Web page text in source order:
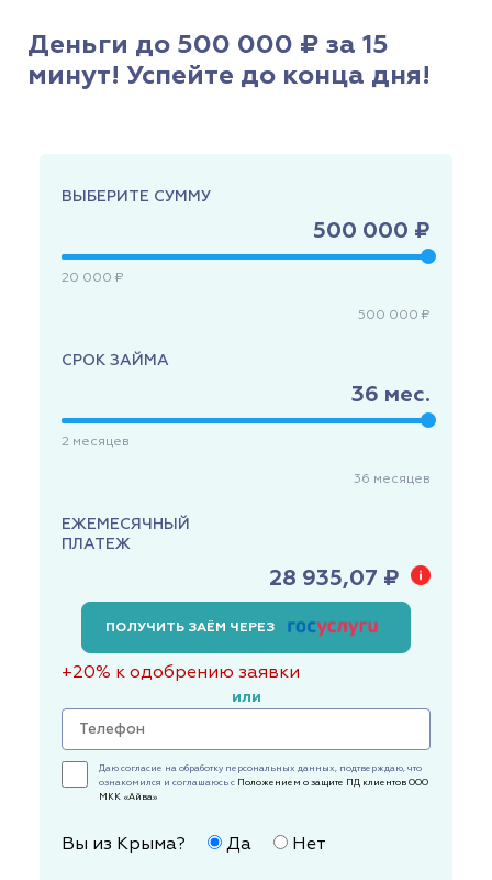
Деньги до 500 000 ₽ за 15
минут! Успейте до конца дня!
ВЫБЕРИТЕ СУММУ
500 000 ₽
20 000 ₽
500 000 ₽
СРОК ЗАЙМА
36 мес.
2 месяцев
36 месяцев
ЕЖЕМЕСЯЧНЫЙ
ПЛАТЕЖ
28 935,07 ₽
ПОЛУЧИТЬ ЗАЁМ ЧЕРЕЗ
+20% к одобрению заявки
или
Даю согласие на обработку персональных данных, подтверждаю, что
ознакомился и соглашаюсь с Положением о защите ПД клиентов ООО
МКК «Айва»
Вы из Крыма? Да Нет